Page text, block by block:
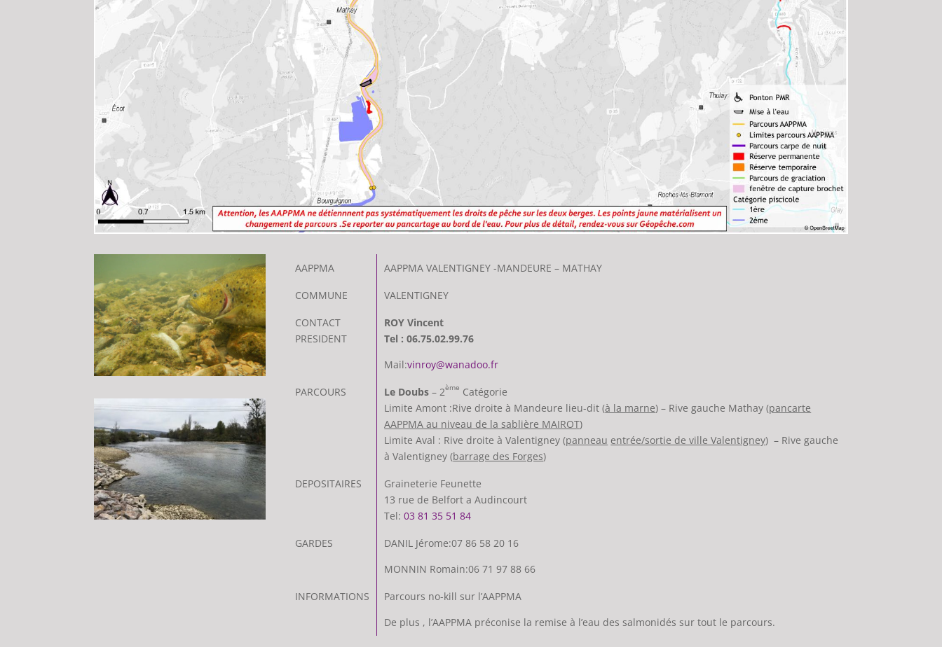
AAPPMA AAPPMA VALENTIGNEY -MANDEURE – MATHAY
COMMUNE VALENTIGNEY
CONTACT
PRESIDENT
ROY Vincent
Tel : 06.75.02.99.76
Mail:vinroy@wanadoo.fr
PARCOURS Le Doubs – 2ème Catégorie
Limite Amont :Rive droite à Mandeure lieu-dit (à la marne) – Rive gauche Mathay (pancarte
AAPPMA au niveau de la sablière MAIROT)
Limite Aval : Rive droite à Valentigney (panneau entrée/sortie de ville Valentigney) – Rive gauche
à Valentigney (barrage des Forges)
DEPOSITAIRES
Graineterie Feunette
13 rue de Belfort a Audincourt
Tel:03 81 35 51 84
GARDES
DANIL Jérome:07 86 58 20 16
MONNIN Romain:06 71 97 88 66
INFORMATIONS
Parcours no-kill sur l’AAPPMA
De plus , l’AAPPMA préconise la remise à l’eau des salmonidés sur tout le parcours.